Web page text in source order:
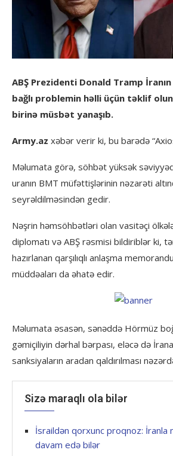
ABŞ Prezidenti Donald Tramp
bağlı problemin həlli üçün təklif
birinə müsbət yanaşıb.
Army.az xəbər verir ki, bu barədə
Məlumata görə, söhbət yüksək
uranın BMT müfəttişlərinin nəzarəti
seyrəldilməsindən gedir.
Nəşrin həmsöhbətləri olan vasitəçi
diplomatı və ABŞ rəsmisi bildiriblər ki,
hazırlanan qarşılıqlı anlaşma
müddəaları da əhatə edir.
Məlumata əsasən, sənəddə Hörmüz
gəmiçiliyin dərhal bərpası, eləcə də
sanksiyaların aradan qaldırılması
Sizə maraqlı ola bilər
İsraildən qorxunc proqnoz: İranla
davam edə bilər